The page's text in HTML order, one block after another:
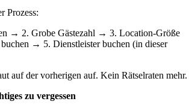
Prozess:
→ 2. Grobe Gästezahl → 3. Location-Größe
→ 5. Dienstleister buchen (in dieser
auf der vorherigen auf. Kein Rätselraten mehr.
zu vergessen